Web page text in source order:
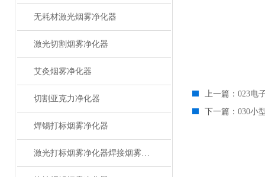
无耗材激光烟雾净化器
激光切割烟雾净化器
艾灸烟雾净化器
切割亚克力净化器
焊锡打标烟雾净化器
激光打标烟雾净化器焊接烟雾净化器
上一篇： 023电
下一篇： 030小